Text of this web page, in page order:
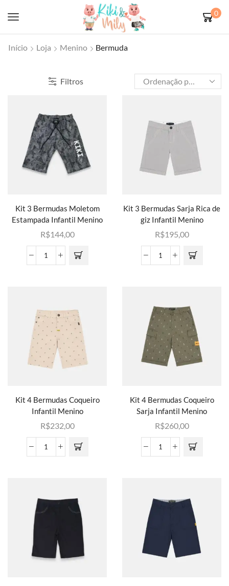
0
Início Loja Menino Bermuda
Filtros
Kit 3 Bermudas Moletom
Estampada Infantil Menino
R$144,00
Kit 3 Bermudas Sarja Rica de
giz Infantil Menino
R$195,00
Kit 4 Bermudas Coqueiro
Infantil Menino
R$232,00
Kit 4 Bermudas Coqueiro
Sarja Infantil Menino
R$260,00